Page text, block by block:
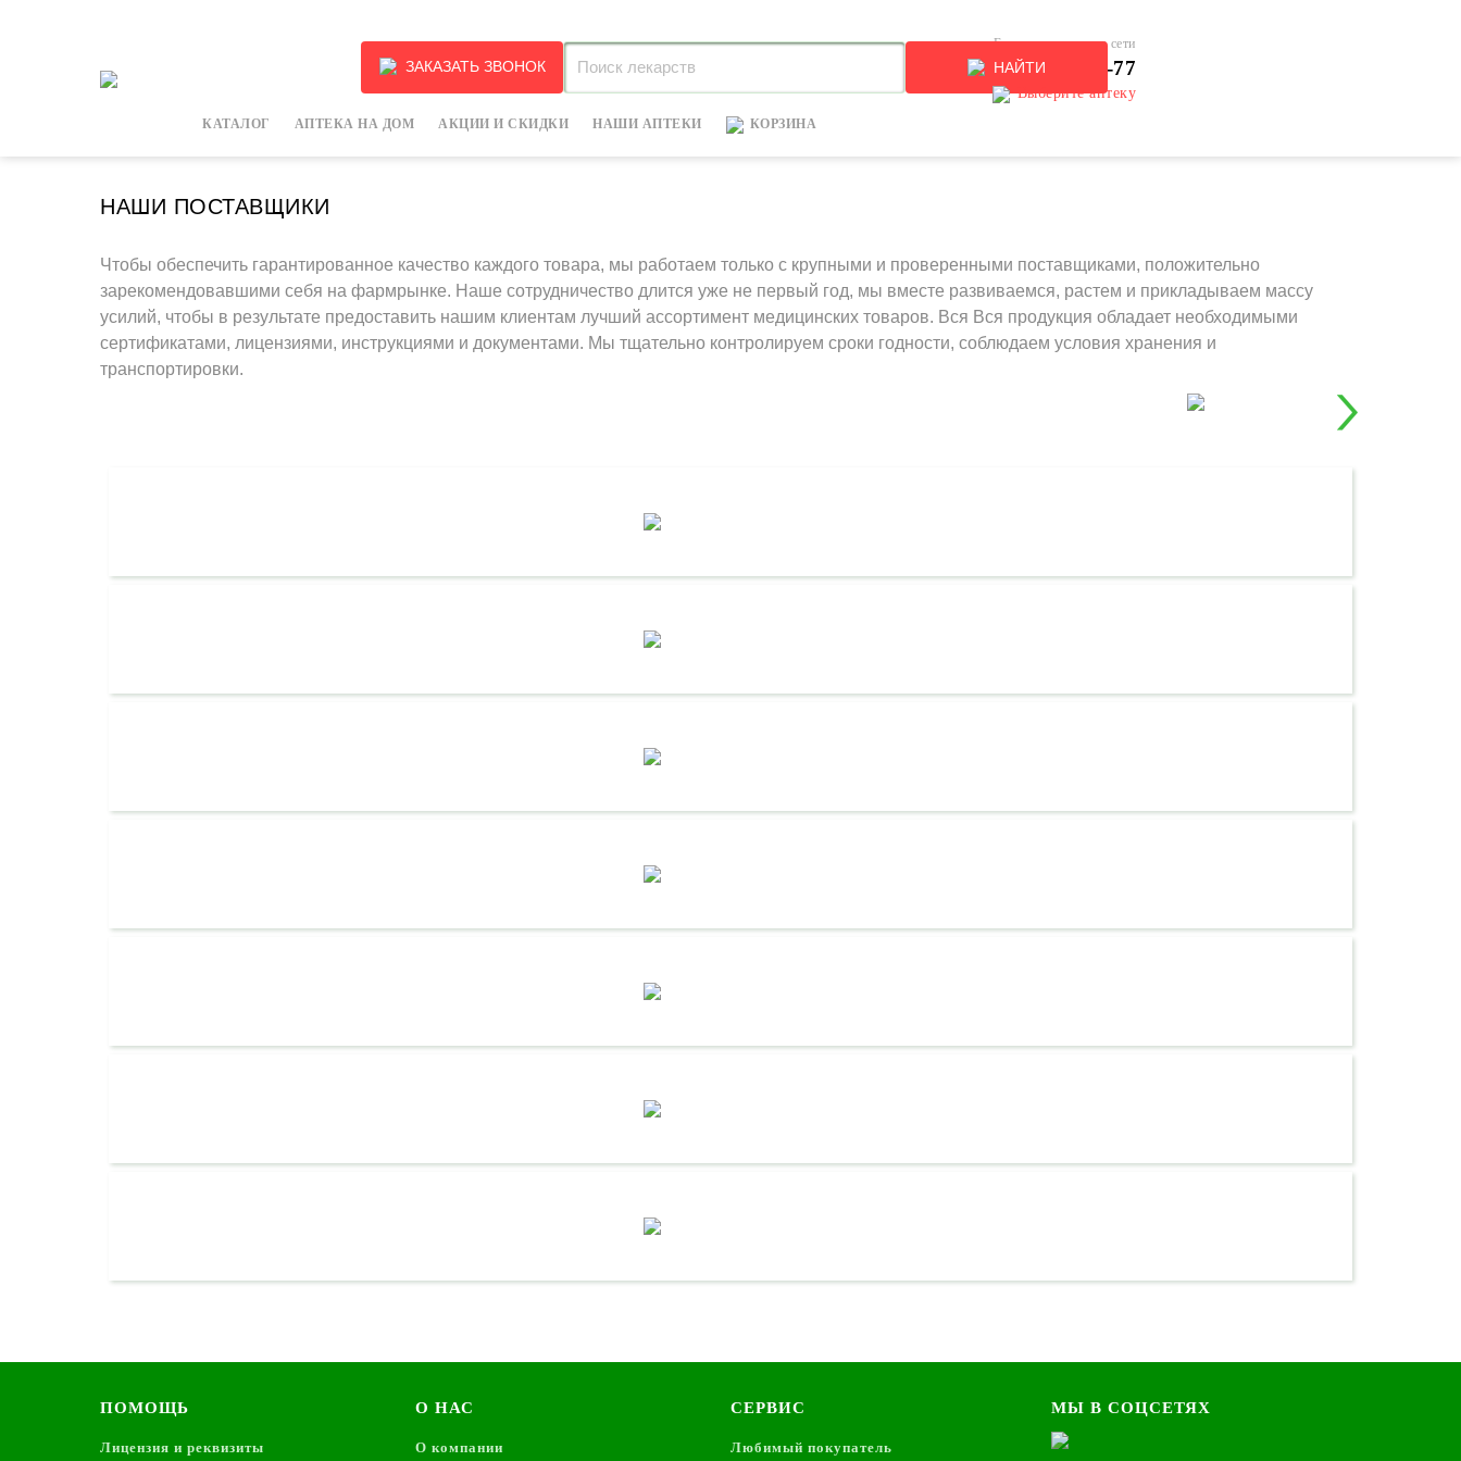
ЗАКАЗАТЬ ЗВОНОК НАЙТИ
КАТАЛОГ АПТЕКА НА ДОМ АКЦИИ И СКИДКИ НАШИ АПТЕКИ КОРЗИНА
Единая справочная сети
+7 (495) 137-77-77
Выберите аптеку
НАШИ ПОСТАВЩИКИ
Чтобы обеспечить гарантированное качество каждого товара, мы работаем только с крупными и проверенными поставщиками, положительно
зарекомендовавшими себя на фармрынке. Наше сотрудничество длится уже не первый год, мы вместе развиваемся, растем и прикладываем массу
усилий, чтобы в результате предоставить нашим клиентам лучший ассортимент медицинских товаров. Вся Вся продукция обладает необходимыми
сертификатами, лицензиями, инструкциями и документами. Мы тщательно контролируем сроки годности, соблюдаем условия хранения и
транспортировки.
ПОМОЩЬ
Лицензия и реквизиты
О НАС
О компании
СЕРВИС
Любимый покупатель
МЫ В СОЦСЕТЯХ